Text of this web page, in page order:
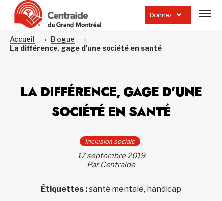
Donnez
la
Accueil
Blogue
La différence, gage d'une société en santé
LA DIFFÉRENCE, GAGE D’UNE
SOCIÉTÉ EN SANTÉ
Inclusion sociale
17 septembre 2019
Par Centraide
Étiquettes :santé mentale, handicap